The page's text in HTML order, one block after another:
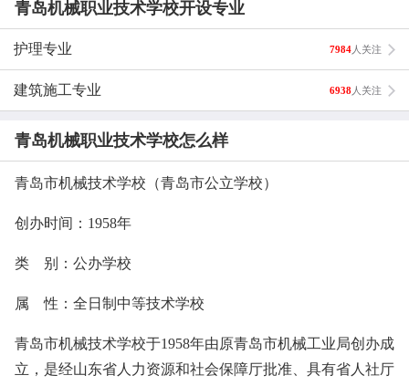
青岛机械职业技术学校开设专业
护理专业 7984 人关注
建筑施工专业 6938 人关注
青岛机械职业技术学校怎么样
青岛市机械技术学校（青岛市公立学校）
创办时间：1958年
类 别：公办学校
属 性：全日制中等技术学校
青岛市机械技术学校于1958年由原青岛市机械工业局创办成
立，是经山东省人力资源和社会保障厅批准、具有省人社厅